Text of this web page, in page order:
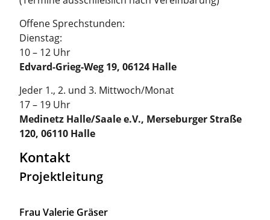
Offene Sprechstunden:
Dienstag:
10 – 12 Uhr
Edvard-Grieg-Weg 19, 06124 Halle
Jeder 1., 2. und 3. Mittwoch/Monat
17 – 19 Uhr
Medinetz Halle/Saale e.V., Merseburger Straße
120, 06110 Halle
Kontakt
Projektleitung
Frau Valerie Gräser